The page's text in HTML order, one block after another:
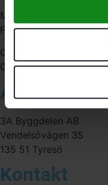
Måndag-Torsdag:
Fredag:
07:00-16:00
07:00-15:00
Adress
3A Byggdelen AB
Vendelsövägen 35
135 51 Tyresö
Kontakt